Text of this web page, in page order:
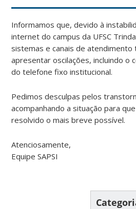
Informamos que, devido à
internet do campus da UFSC
sistemas e canais de atendimento
apresentar oscilações, incluindo o
do telefone fixo institucional.
Pedimos desculpas pelos
acompanhando a situação para
resolvido o mais breve possível.
Atenciosamente,
Equipe SAPSI